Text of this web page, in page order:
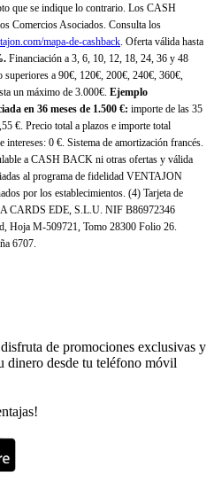
que se indique lo contrario. Los CASH
Comercios Asociados. Consulta los
mapa-de-cashback. Oferta válida hasta
Financiación a 3, 6, 10, 12, 18, 24, 36 y 48
superiores a 90€, 120€, 200€, 240€, 360€,
un máximo de 3.000€. Ejemplo
en 36 meses de 1.500 €: importe de las 35
€. Precio total a plazos e importe total
0 €. Sistema de amortización francés.
a CASH BACK ni otras ofertas y válida
al programa de fidelidad VENTAJON
por los establecimientos. (4) Tarjeta de
CARDS EDE, S.L.U. NIF B86972346
Hoja M-509721, Tomo 28300 Folio 26.
6707.
de promociones exclusivas y
dinero desde tu teléfono móvil